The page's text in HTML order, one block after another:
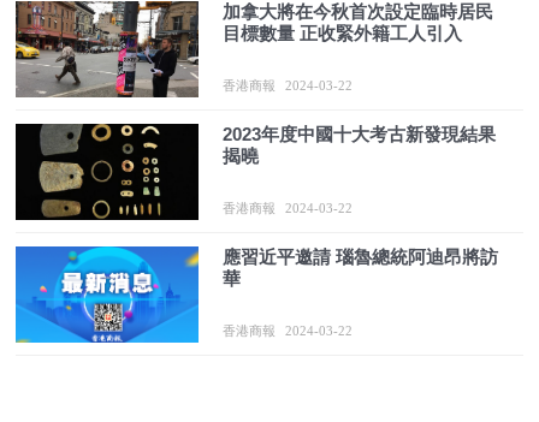
加拿大將在今秋首次設定臨時居民
目標數量 正收緊外籍工人引入
香港商報 2024-03-22
2023年度中國十大考古新發現結果
揭曉
香港商報 2024-03-22
應習近平邀請 瑙魯總統阿迪昂將訪
華
香港商報 2024-03-22